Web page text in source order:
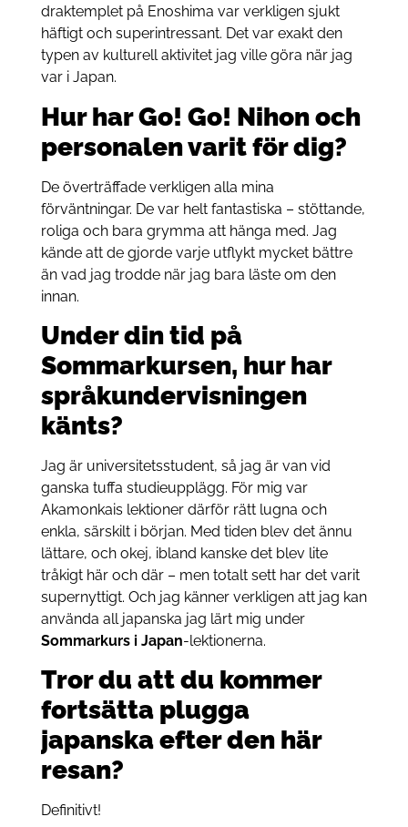
draktemplet på Enoshima var verkligen sjukt
häftigt och superintressant. Det var exakt den
typen av kulturell aktivitet jag ville göra när jag
var i Japan.
Hur har Go! Go! Nihon och
personalen varit för dig?
De överträffade verkligen alla mina
förväntningar. De var helt fantastiska – stöttande,
roliga och bara grymma att hänga med. Jag
kände att de gjorde varje utflykt mycket bättre
än vad jag trodde när jag bara läste om den
innan.
Under din tid på
Sommarkursen, hur har
språkundervisningen
känts?
Jag är universitetsstudent, så jag är van vid
ganska tuffa studieupplägg. För mig var
Akamonkais lektioner därför rätt lugna och
enkla, särskilt i början. Med tiden blev det ännu
lättare, och okej, ibland kanske det blev lite
tråkigt här och där – men totalt sett har det varit
supernyttigt. Och jag känner verkligen att jag kan
använda all japanska jag lärt mig under
Sommarkurs i Japan-lektionerna.
Tror du att du kommer
fortsätta plugga
japanska efter den här
resan?
Definitivt!